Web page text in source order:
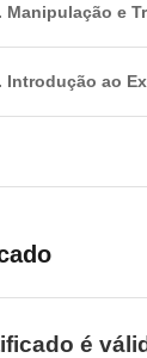
o
Manipulação e
Introdução ao
é